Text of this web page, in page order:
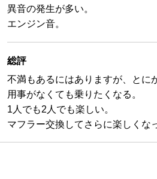
異音の発生が多い。
エンジン音。
総評
不満もあるにはありますが、とに
用事がなくても乗りたくなる。
1人でも2人でも楽しい。
マフラー交換してさらに楽しくな